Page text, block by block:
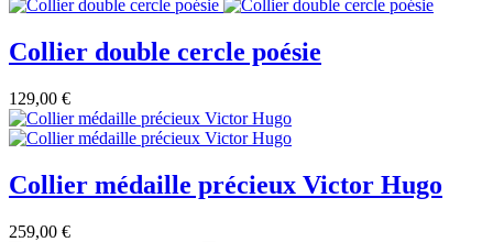
Collier double cercle poésie
129,00 €
Collier médaille précieux Victor Hugo
259,00 €